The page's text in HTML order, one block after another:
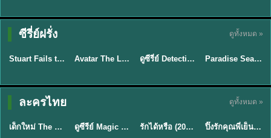
ซีรี่ย์ฝรั่ง ดูทั้งหมด »
★8.8 EP.2
พากย์ไทย
TH EP. 2
Stuart Fails to Save the Universe (2026) สจ๊วตล่มแผนกู้จักรวาล พากย์ไทย EP1-10 ★7.8 EP.7Avatar The Last Airbender 2 เณรน้อยเจ้าอภินิหาร พากย์ไทย EP.9ดูซีรี่ย์ Detective Hole (2026) พากย์ไทย HD ฟรี อัปเดตล่าสุด Netflix EP.8
พากย์ไทย
Paradise Season 2 (2026) พากย์ไทย EP1-8 ดูซีรี่ย์ฝรั่ง HD ครบทุกตอน
ละครไทย ดูทั้งหมด »
★ 8 EP.6
พากย์ไทย
เด็กใหม่ The Reset 2026 EP1-6 พากย์ไทย ดูซีรี่ย์ Netflix ล่าสุด HD ดูซีรีย์ Magic Move (2026) ทำนายทายรัก Thai EP.1-10 HD รักได้หรือ (2026) YOUNG Let's Begin Again พากย์ไทย EP.1-19 ★8
พากย์ไทย
ปิ๊งรักคุณพี่เย็นชา (2026) Frozen Valentine EP.1-10 (จบ)